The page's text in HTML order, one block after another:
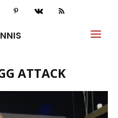
ATTACK